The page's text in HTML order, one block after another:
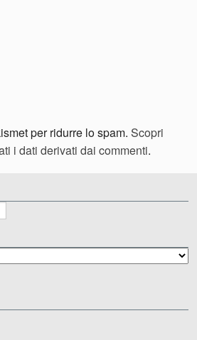
per ridurre lo spam. Scopri
i dati derivati dai commenti.